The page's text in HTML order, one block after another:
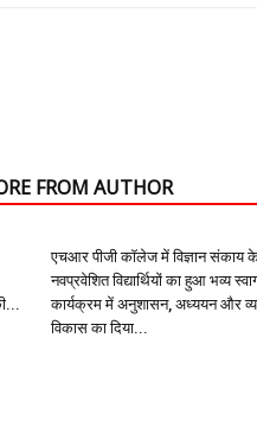
FROM AUTHOR
एचआर पीजी कॉलेज में विज्ञान संकाय
नवप्रवेशित विद्यार्थियों का हुआ भव्य
कार्यक्रम में अनुशासन, अध्ययन और
विकास का दिया...